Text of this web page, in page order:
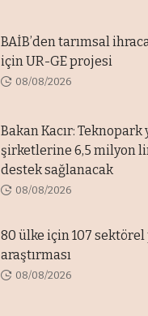
BAİB’den tarımsal
için UR-GE projesi
08/08/2026
Bakan Kacır:
şirketlerine 6,5 milyon
destek sağlanacak
08/08/2026
80 ülke için 107 sektörel
araştırması
08/08/2026